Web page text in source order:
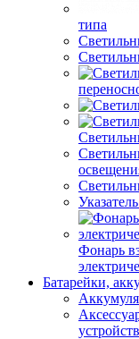
типа
Фонарь
Батарейки,
устройств